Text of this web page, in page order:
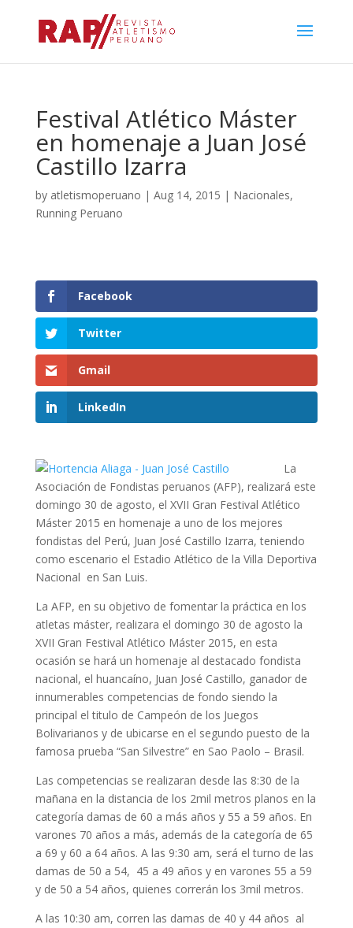
Festival Atlético Máster
en homenaje a Juan José
Castillo Izarra
by atletismoperuano | Aug 14, 2015 | Nacionales,
Running Peruano
Facebook
Twitter
Gmail
LinkedIn
La
Asociación de Fondistas peruanos (AFP), realizará este
domingo 30 de agosto, el XVII Gran Festival Atlético
Máster 2015 en homenaje a uno de los mejores
fondistas del Perú, Juan José Castillo Izarra, teniendo
como escenario el Estadio Atlético de la Villa Deportiva
Nacional en San Luis.
La AFP, en su objetivo de fomentar la práctica en los
atletas máster, realizara el domingo 30 de agosto la
XVII Gran Festival Atlético Máster 2015, en esta
ocasión se hará un homenaje al destacado fondista
nacional, el huancaíno, Juan José Castillo, ganador de
innumerables competencias de fondo siendo la
principal el titulo de Campeón de los Juegos
Bolivarianos y de ubicarse en el segundo puesto de la
famosa prueba “San Silvestre” en Sao Paolo – Brasil.
Las competencias se realizaran desde las 8:30 de la
mañana en la distancia de los 2mil metros planos en la
categoría damas de 60 a más años y 55 a 59 años. En
varones 70 años a más, además de la categoría de 65
a 69 y 60 a 64 años. A las 9:30 am, será el turno de las
damas de 50 a 54, 45 a 49 años y en varones 55 a 59
y de 50 a 54 años, quienes correrán los 3mil metros.
A las 10:30 am, corren las damas de 40 y 44 años al